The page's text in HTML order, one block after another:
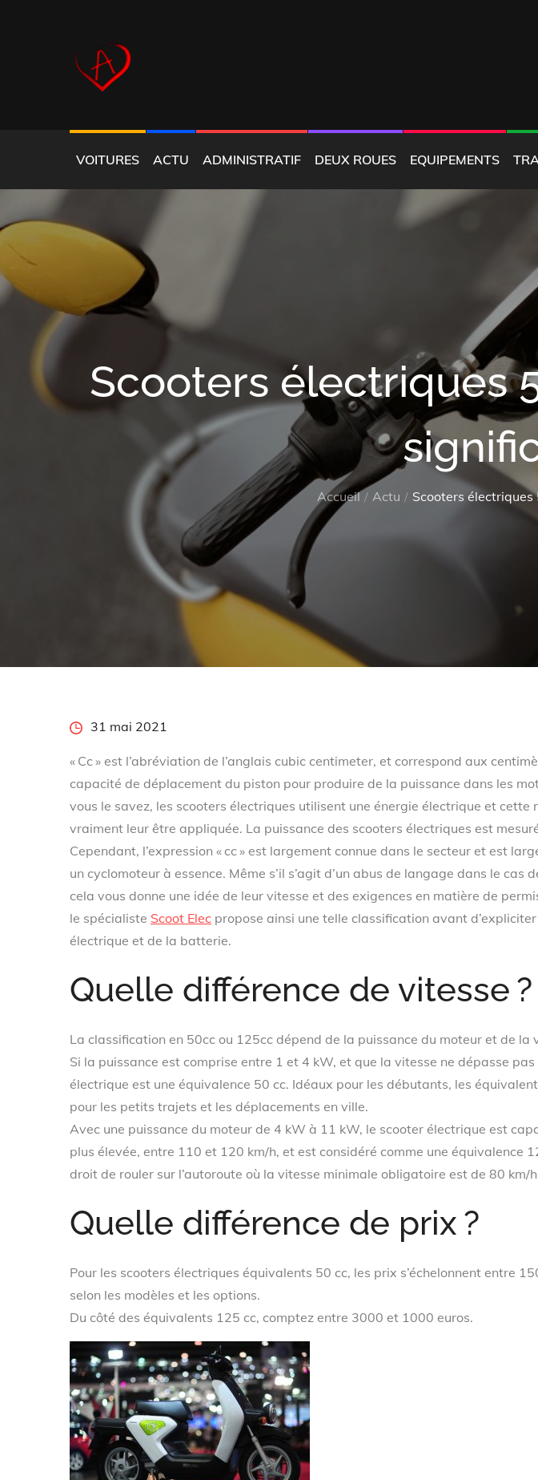
VOITURES ACTU ADMINISTRATIF DEUX ROUES EQUIPEMENTS
Scooters électriques
Accueil Actu Scooters
Posted31 mai 2021
« Cc » est l’abréviation de l’anglais cubic centimeter, et correspond aux
capacité de déplacement du piston pour produire de la puissance dans les
vous le savez, les scooters électriques utilisent une énergie électrique et cette
vraiment leur être appliquée. La puissance des scooters électriques est
Cependant, l’expression « cc » est largement connue dans le secteur et est
un cyclomoteur à essence. Même s’il s’agit d’un abus de langage dans le cas
cela vous donne une idée de leur vitesse et des exigences en matière de
le spécialiste Scoot Elec propose ainsi une telle classification avant
électrique et de la batterie.
Quelle différence de vitesse ?
La classification en 50cc ou 125cc dépend de la puissance du moteur et de la
Si la puissance est comprise entre 1 et 4 kW, et que la vitesse ne dépasse
électrique est une équivalence 50 cc. Idéaux pour les débutants, les
pour les petits trajets et les déplacements en ville.
Avec une puissance du moteur de 4 kW à 11 kW, le scooter électrique est
plus élevée, entre 110 et 120 km/h, et est considéré comme une équivalence
droit de rouler sur l’autoroute où la vitesse minimale obligatoire est de 80 km/
Quelle différence de prix ?
Pour les scooters électriques équivalents 50 cc, les prix s’échelonnent entre
selon les modèles et les options.
Du côté des équivalents 125 cc, comptez entre 3000 et 1000 euros.